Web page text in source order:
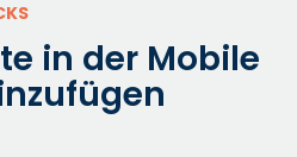
in der Mobile